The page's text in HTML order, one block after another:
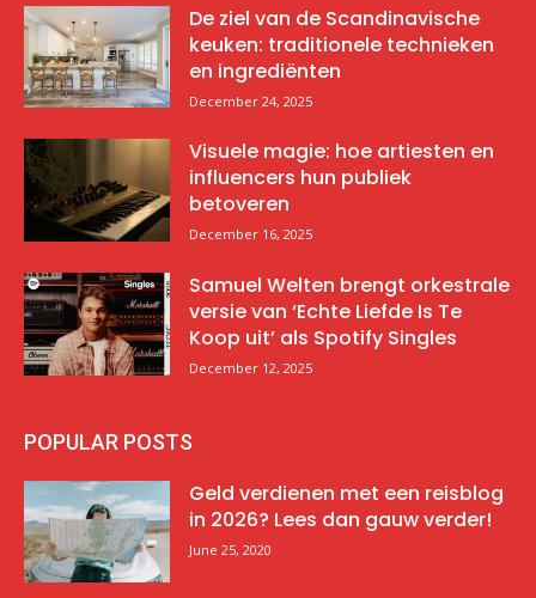
De ziel van de Scandinavische
keuken: traditionele technieken
en ingrediënten
December 24, 2025
Visuele magie: hoe artiesten en
influencers hun publiek
betoveren
December 16, 2025
Samuel Welten brengt orkestrale
versie van ‘Echte Liefde Is Te
Koop uit’ als Spotify Singles
December 12, 2025
POPULAR POSTS
Geld verdienen met een reisblog
in 2026? Lees dan gauw verder!
June 25, 2020